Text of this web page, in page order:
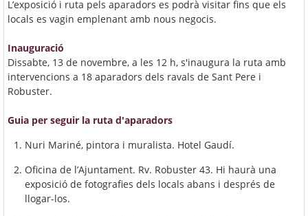
L’exposició i ruta pels aparadors es podrà visitar fins que els
locals es vagin emplenant amb nous negocis.
Inauguració
Dissabte, 13 de novembre, a les 12 h, s'inaugura la ruta amb
intervencions a 18 aparadors dels ravals de Sant Pere i
Robuster.
Guia per seguir la ruta d'aparadors
Nuri Mariné, pintora i muralista. Hotel Gaudí.
Oficina de l’Ajuntament. Rv. Robuster 43. Hi haurà una
exposició de fotografies dels locals abans i després de
llogar-los.